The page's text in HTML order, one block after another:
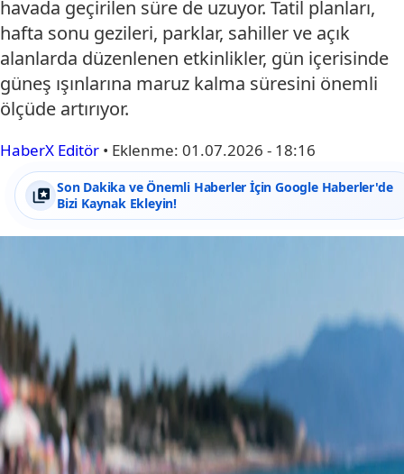
havada geçirilen süre de uzuyor. Tatil planları,
hafta sonu gezileri, parklar, sahiller ve açık
alanlarda düzenlenen etkinlikler, gün içerisinde
güneş ışınlarına maruz kalma süresini önemli
ölçüde artırıyor.
HaberX Editör • Eklenme: 01.07.2026 - 18:16
Son Dakika ve Önemli Haberler İçin Google Haberler'de
Bizi Kaynak Ekleyin!